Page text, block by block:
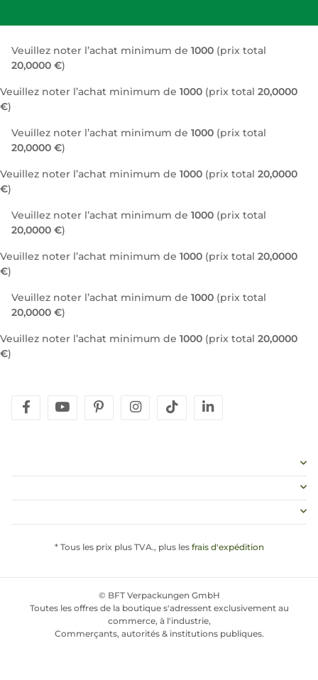
Veuillez noter l’achat minimum de 1000 (prix total
20,0000 €)
Veuillez noter l’achat minimum de 1000 (prix total 20,0000
€)
Veuillez noter l’achat minimum de 1000 (prix total
20,0000 €)
Veuillez noter l’achat minimum de 1000 (prix total 20,0000
€)
Veuillez noter l’achat minimum de 1000 (prix total
20,0000 €)
Veuillez noter l’achat minimum de 1000 (prix total 20,0000
€)
Veuillez noter l’achat minimum de 1000 (prix total
20,0000 €)
Veuillez noter l’achat minimum de 1000 (prix total 20,0000
€)
facebookyoutubepinterestinstagram
tiktok
* Tous les prix plus TVA., plus les frais d'expédition
© BFT Verpackungen GmbH
Toutes les offres de la boutique s'adressent exclusivement au
commerce, à l'industrie,
Commerçants, autorités & institutions publiques.